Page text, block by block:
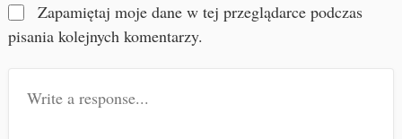
Zapamiętaj moje dane w tej przeglądarce podczas
pisania kolejnych komentarzy.